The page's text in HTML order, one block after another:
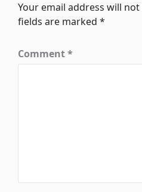
Your email address will
fields are marked*
Comment*